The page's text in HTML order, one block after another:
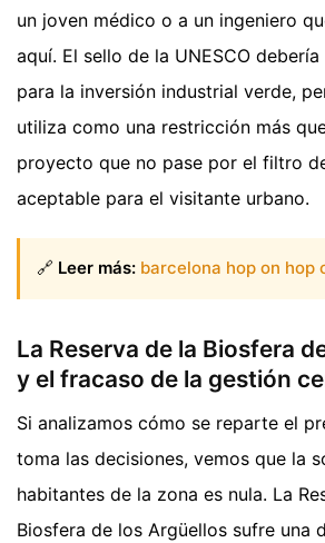
un joven médico o a un ingeniero
aquí. El sello de la UNESCO
para la inversión industrial verde,
utiliza como una restricción más
proyecto que no pase por el filtro
aceptable para el visitante urbano.
🔗 Leer más: barcelona hop on hop
La Reserva de la Biosfera
y el fracaso de la gestión
Si analizamos cómo se reparte el
toma las decisiones, vemos que la
habitantes de la zona es nula. La
Biosfera de los Argüellos sufre una